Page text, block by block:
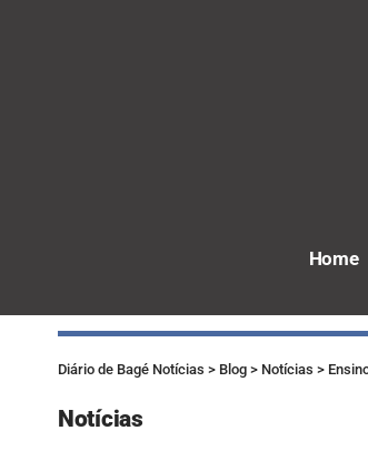
Home
Diário de Bagé Notícias > Blog > Notícias >
Notícias